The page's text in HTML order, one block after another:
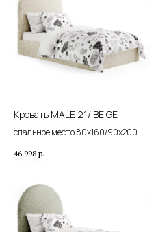
Кровать MALE 21/ BEIGE
спальное место 80х160/90х200
46 998 р.